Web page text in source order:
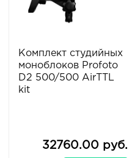
Комплект студийных
моноблоков Profoto
D2 500/500 AirTTL
kit
32760.00 руб.